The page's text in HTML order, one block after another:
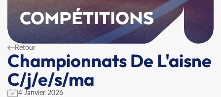
COMPÉTITIONS
Retour
Championnats De L'aisne
C/j/e/s/ma
4 Janvier 2026